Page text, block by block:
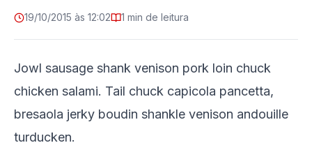
19/10/2015 às 12:02 1 min de leitura
Jowl sausage shank venison pork loin chuck
chicken salami. Tail chuck capicola pancetta,
bresaola jerky boudin shankle venison andouille
turducken.